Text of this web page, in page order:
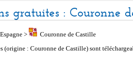
gratuites : Couronne
Espagne >
Couronne de Castille
(origine : Couronne de Castille) sont